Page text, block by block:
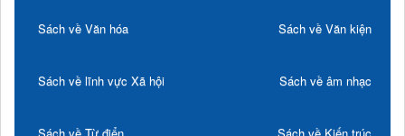
Sách về Văn hóa Sách về Văn kiện
Sách về lĩnh vực Xã hội Sách về âm nhạc